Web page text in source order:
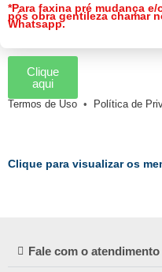
*Para faxina pré mudança e/
pós obra gentileza chamar
Whatsapp.
Clique
aqui
Termos de Uso • Política de
Clique para visualizar os
Fale com o atendimento